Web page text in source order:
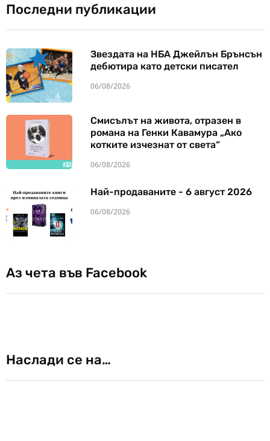
Последни публикации
Звездата на НБА Джейлън Брънсън
дебютира като детски писател
06/08/2026
Смисълът на живота, отразен в
романа на Генки Кавамура „Ако
котките изчезнат от света“
06/08/2026
Най-продаваните - 6 август 2026
06/08/2026
Аз чета във Facebook
Наслади се на…